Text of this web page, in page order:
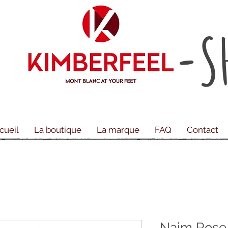
-
La boutique La marque FAQ Contact